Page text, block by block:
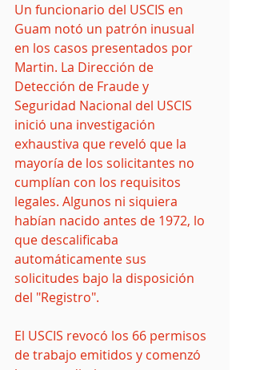
Un funcionario del USCIS en
Guam notó un patrón inusual
en los casos presentados por
Martin. La Dirección de
Detección de Fraude y
Seguridad Nacional del USCIS
inició una investigación
exhaustiva que reveló que la
mayoría de los solicitantes no
cumplían con los requisitos
legales. Algunos ni siquiera
habían nacido antes de 1972, lo
que descalificaba
automáticamente sus
solicitudes bajo la disposición
del "Registro".
El USCIS revocó los 66 permisos
de trabajo emitidos y comenzó